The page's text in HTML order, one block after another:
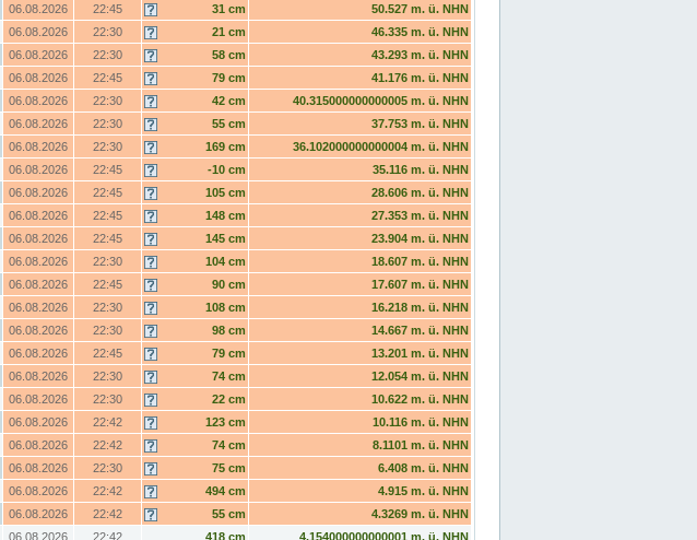
06.08.2026 22:45 31 cm
50.527 m. ü. NHN
06.08.2026 22:30 21 cm
46.335 m. ü. NHN
06.08.2026 22:30 58 cm
43.293 m. ü. NHN
06.08.2026 22:45 79 cm
41.176 m. ü. NHN
06.08.2026 22:30 42 cm
40.315000000000005 m. ü. NHN
06.08.2026 22:30 55 cm
37.753 m. ü. NHN
06.08.2026 22:30 169 cm
36.102000000000004 m. ü. NHN
06.08.2026 22:45 -10 cm
35.116 m. ü. NHN
06.08.2026 22:45 105 cm
28.606 m. ü. NHN
06.08.2026 22:45 148 cm
27.353 m. ü. NHN
06.08.2026 22:45 145 cm
23.904 m. ü. NHN
06.08.2026 22:30 104 cm
18.607 m. ü. NHN
06.08.2026 22:45 90 cm
17.607 m. ü. NHN
06.08.2026 22:30 108 cm
16.218 m. ü. NHN
06.08.2026 22:30 98 cm
14.667 m. ü. NHN
06.08.2026 22:45 79 cm
13.201 m. ü. NHN
06.08.2026 22:30 74 cm
12.054 m. ü. NHN
06.08.2026 22:30 22 cm
10.622 m. ü. NHN
06.08.2026 22:42 123 cm
10.116 m. ü. NHN
06.08.2026 22:42 74 cm
8.1101 m. ü. NHN
06.08.2026 22:30 75 cm
6.408 m. ü. NHN
06.08.2026 22:42 494 cm
4.915 m. ü. NHN
06.08.2026 22:42 55 cm
4.3269 m. ü. NHN
06.08.2026 22:42 418 cm
4.154000000000001 m. ü. NHN